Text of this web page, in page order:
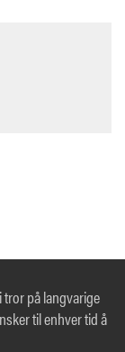
tror på langvarige
til enhver tid å